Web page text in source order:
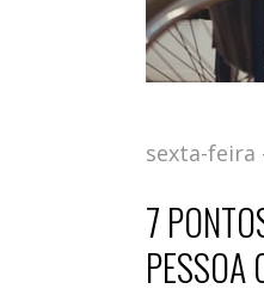
sexta-feira
7
PESSOA